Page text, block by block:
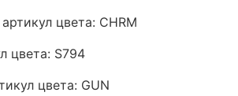
цвета: CHRM
цвета: S794
цвета: GUN